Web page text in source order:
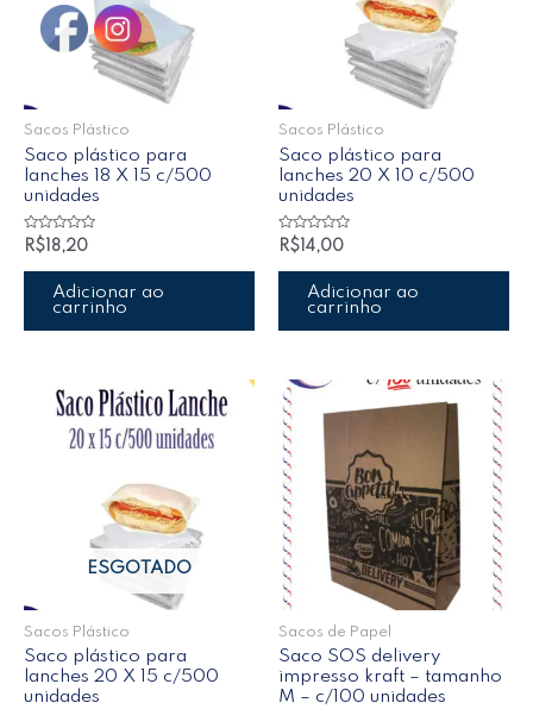
Sacos Plástico
Saco plástico para
lanches 18 X 15 c/500
unidades
Avaliação
0
de
R$ 18,20
Adicionar ao
carrinho
Sacos Plástico
Saco plástico para
lanches 20 X 10 c/500
unidades
Avaliação
0
de
R$ 14,00
Adicionar ao
carrinho
ESGOTADO
Sacos Plástico
Saco plástico para
lanches 20 X 15 c/500
unidades
Sacos de Papel
Saco SOS delivery
impresso kraft – tamanho
M – c/100 unidades